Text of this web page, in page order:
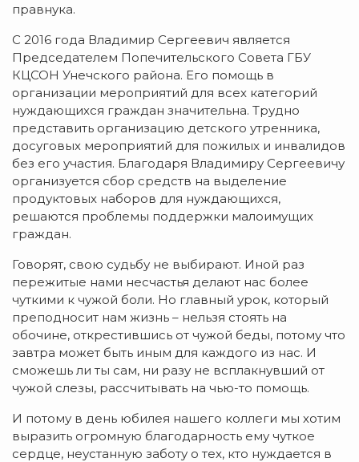
правнука.
С 2016 года Владимир Сергеевич является
Председателем Попечительского Совета ГБУ
КЦСОН Унечского района. Его помощь в
организации мероприятий для всех категорий
нуждающихся граждан значительна. Трудно
представить организацию детского утренника,
досуговых мероприятий для пожилых и инвалидов
без его участия. Благодаря Владимиру Сергеевичу
организуется сбор средств на выделение
продуктовых наборов для нуждающихся,
решаются проблемы поддержки малоимущих
граждан.
Говорят, свою судьбу не выбирают. Иной раз
пережитые нами несчастья делают нас более
чуткими к чужой боли. Но главный урок, который
преподносит нам жизнь – нельзя стоять на
обочине, открестившись от чужой беды, потому что
завтра может быть иным для каждого из нас. И
сможешь ли ты сам, ни разу не всплакнувший от
чужой слезы, рассчитывать на чью-то помощь.
И потому в день юбилея нашего коллеги мы хотим
выразить огромную благодарность ему чуткое
сердце, неустанную заботу о тех, кто нуждается в